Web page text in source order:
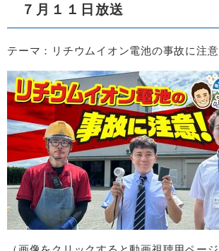
７月１１日放送
テーマ：リチウムイオン電池の事故に注意